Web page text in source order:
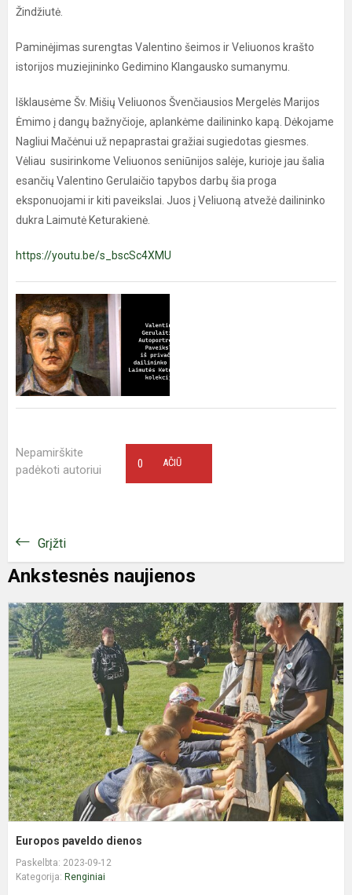
Žindžiutė.
Paminėjimas surengtas Valentino šeimos ir Veliuonos krašto
istorijos muziejininko Gedimino Klangausko sumanymu.
Išklausėme Šv. Mišių Veliuonos Švenčiausios Mergelės Marijos
Ėmimo į dangų bažnyčioje, aplankėme dailininko kapą. Dėkojame
Nagliui Mačėnui už nepaprastai gražiai sugiedotas giesmes.
Vėliau susirinkome Veliuonos seniūnijos salėje, kurioje jau šalia
esančių Valentino Gerulaičio tapybos darbų šia proga
eksponuojami ir kiti paveikslai. Juos į Veliuoną atvežė dailininko
dukra Laimutė Keturakienė.
https://youtu.be/s_bscSc4XMU
Nepamirškite
padėkoti autoriui
AČIŪ
0
Grįžti
Ankstesnės naujienos
Europos paveldo dienos
Paskelbta: 2023-09-12
Kategorija: Renginiai